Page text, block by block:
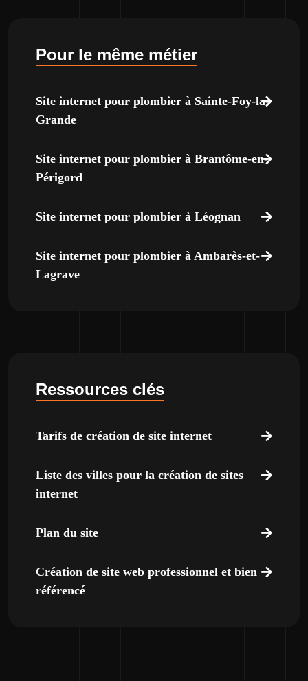
Pour le même métier
Site internet pour plombier à Sainte-Foy-la-
Grande
Site internet pour plombier à Brantôme-en-
Périgord
Site internet pour plombier à Léognan
Site internet pour plombier à Ambarès-et-
Lagrave
Ressources clés
Tarifs de création de site internet
Liste des villes pour la création de sites
internet
Plan du site
Création de site web professionnel et bien
référencé